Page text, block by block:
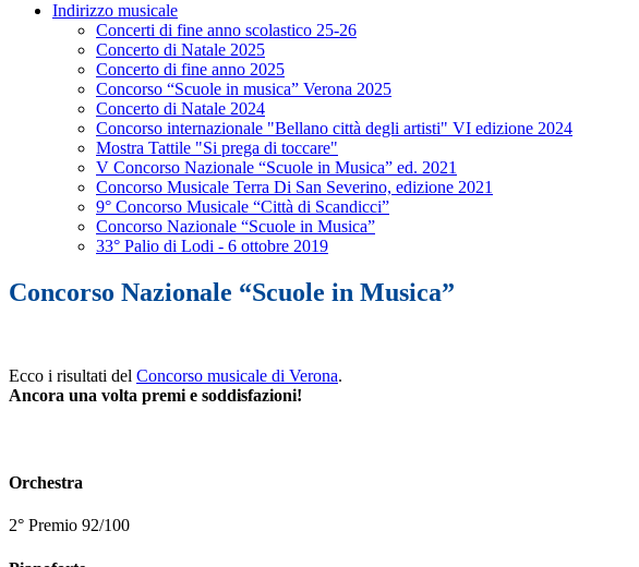
Indirizzo musicale
Concerti di fine anno scolastico 25-26
Concerto di Natale 2025
Concerto di fine anno 2025
Concorso “Scuole in musica” Verona 2025
Concerto di Natale 2024
Concorso internazionale "Bellano città degli artisti" VI edizione 2024
Mostra Tattile "Si prega di toccare"
V Concorso Nazionale “Scuole in Musica” ed. 2021
Concorso Musicale Terra Di San Severino, edizione 2021
9° Concorso Musicale “Città di Scandicci”
Concorso Nazionale “Scuole in Musica”
33° Palio di Lodi - 6 ottobre 2019
Concorso Nazionale “Scuole in Musica”
Ecco i risultati del Concorso musicale di Verona.
Ancora una volta premi e soddisfazioni!
Orchestra
2° Premio 92/100